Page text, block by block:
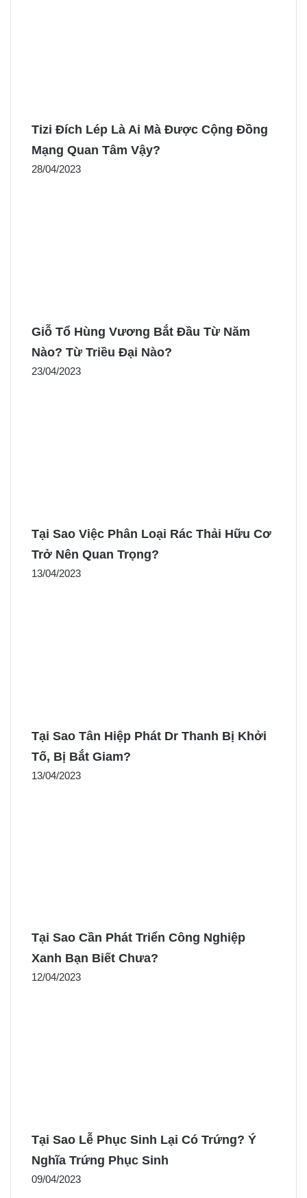
Tizi Đích Lép Là Ai Mà Được Cộng Đồng
Mạng Quan Tâm Vậy?
28/04/2023
Giỗ Tổ Hùng Vương Bắt Đầu Từ Năm
Nào? Từ Triều Đại Nào?
23/04/2023
Tại Sao Việc Phân Loại Rác Thải Hữu Cơ
Trở Nên Quan Trọng?
13/04/2023
Tại Sao Tân Hiệp Phát Dr Thanh Bị Khởi
Tố, Bị Bắt Giam?
13/04/2023
Tại Sao Cần Phát Triển Công Nghiệp
Xanh Bạn Biết Chưa?
12/04/2023
Tại Sao Lễ Phục Sinh Lại Có Trứng? Ý
Nghĩa Trứng Phục Sinh
09/04/2023